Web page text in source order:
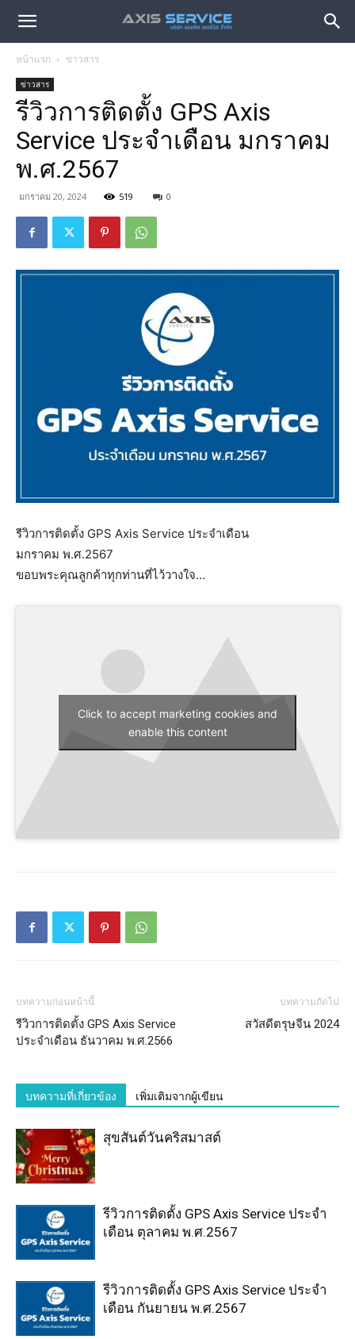
หน้าแรก ข่าวสาร
ข่าวสาร
รีวิวการติดตั้ง GPS Axis
Service ประจำเดือน มกราคม
พ.ศ.2567
มกราคม 20, 2024 519 0
รีวิวการติดตั้ง GPS Axis Service ประจำเดือน
มกราคม พ.ศ.2567
ขอบพระคุณลูกค้าทุกท่านที่ไว้วางใจ…
Click to accept marketing cookies and
enable this content
บทความก่อนหน้านี้
รีวิวการติดตั้ง GPS Axis Service
ประจำเดือน ธันวาคม พ.ศ.2566
บทความถัดไป
สวัสดีตรุษจีน 2024
บทความที่เกี่ยวข้อง เพิ่มเติมจากผู้เขียน
สุขสันต์วันคริสมาสต์
รีวิวการติดตั้ง GPS Axis Service ประจำ
เดือน ตุลาคม พ.ศ.2567
รีวิวการติดตั้ง GPS Axis Service ประจำ
เดือน กันยายน พ.ศ.2567